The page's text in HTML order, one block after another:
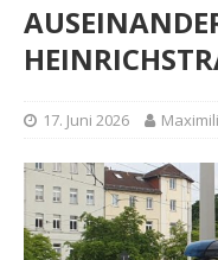
17. Juni 2026